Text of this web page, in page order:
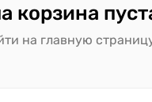
корзина
на главную